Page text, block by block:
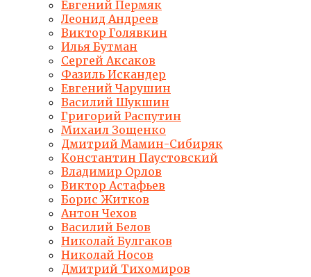
Евгений Пермяк
Леонид Андреев
Виктор Голявкин
Илья Бутман
Сергей Аксаков
Фазиль Искандер
Евгений Чарушин
Василий Шукшин
Григорий Распутин
Михаил Зощенко
Дмитрий Мамин-Сибиряк
Константин Паустовский
Владимир Орлов
Виктор Астафьев
Борис Житков
Антон Чехов
Василий Белов
Николай Булгаков
Николай Носов
Дмитрий Тихомиров